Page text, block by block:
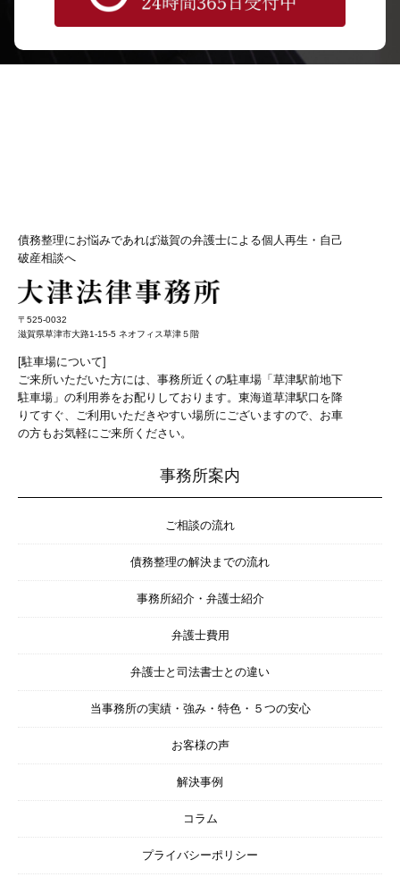
債務整理にお悩みであれば滋賀の弁護士による個人再生・自己
破産相談へ
〒525-0032
滋賀県草津市大路1-15-5 ネオフィス草津５階
[駐車場について]
ご来所いただいた方には、事務所近くの駐車場「草津駅前地下
駐車場」の利用券をお配りしております。東海道草津駅口を降
りてすぐ、ご利用いただきやすい場所にございますので、お車
の方もお気軽にご来所ください。
事務所案内
ご相談の流れ
債務整理の解決までの流れ
事務所紹介・弁護士紹介
弁護士費用
弁護士と司法書士との違い
当事務所の実績・強み・特色・５つの安心
お客様の声
解決事例
コラム
プライバシーポリシー